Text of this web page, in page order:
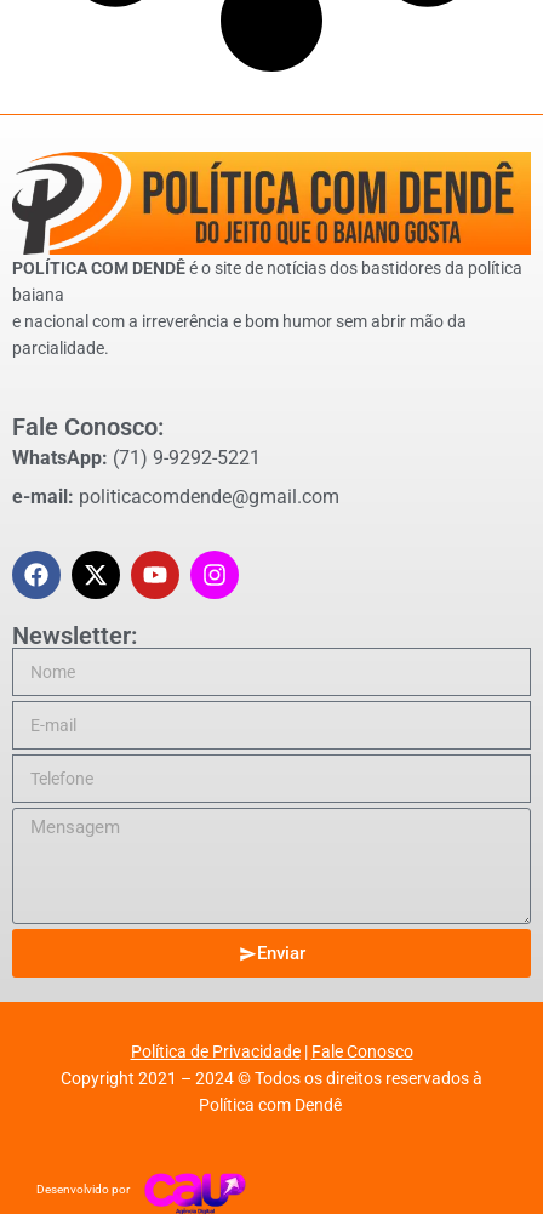
POLÍTICA COM DENDÊé o site de notícias dos bastidores da política
baiana
e nacional com a irreverência e bom humor sem abrir mão da
parcialidade.
Fale Conosco:
WhatsApp: (71) 9-9292-5221
e-mail: politicacomdende@gmail.com
Newsletter:
Enviar
Política de Privacidade| Fale Conosco
Copyright 2021 – 2024 © Todos os direitos reservados à
Política com Dendê
Desenvolvido por